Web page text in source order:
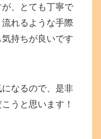
、とても丁寧で
れるような手際
持ちが良いです
なるので、是非
うと思います！